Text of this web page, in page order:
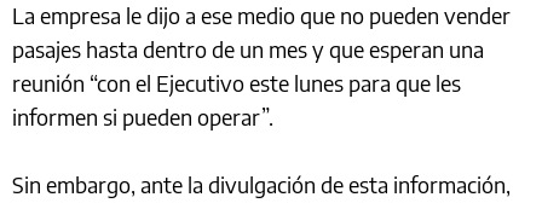
La empresa le dijo a ese medio que no pueden vender
pasajes hasta dentro de un mes y que esperan una
reunión “con el Ejecutivo este lunes para que les
informen si pueden operar”.
Sin embargo, ante la divulgación de esta información,